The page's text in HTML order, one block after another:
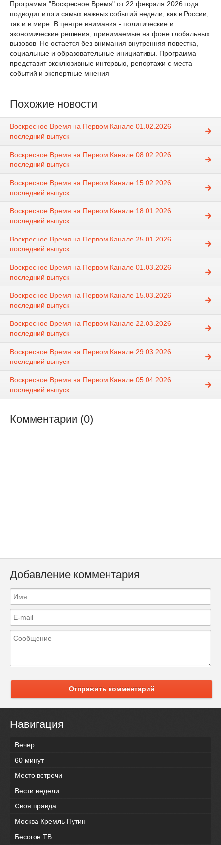
Программа "Воскресное Время" от 22 февраля 2026 года
подводит итоги самых важных событий недели, как в России,
так и в мире. В центре внимания - политические и
экономические решения, принимаемые на фоне глобальных
вызовов. Не остается без внимания внутренняя повестка,
социальные и образовательные инициативы. Программа
представит эксклюзивные интервью, репортажи с места
событий и экспертные мнения.
Похожие новости
Воскресное Время на Первом Канале 01.02.2026
последний выпуск
Воскресное Время на Первом Канале 08.02.2026
последний выпуск
Воскресное Время на Первом Канале 15.02.2026
последний выпуск
Воскресное Время на Первом Канале 18.01.2026
последний выпуск
Воскресное Время на Первом Канале 25.01.2026
последний выпуск
Воскресное Время на Первом Канале 01.03.2026
последний выпуск
Воскресное Время на Первом Канале 15.03.2026
последний выпуск
Воскресное Время на Первом Канале 22.03.2026
последний выпуск
Воскресное Время на Первом Канале 29.03.2026
последний выпуск
Воскресное Время на Первом Канале 05.04.2026
последний выпуск
Комментарии (0)
Добавление комментария
Отправить комментарий
Навигация
Вечер
60 минут
Место встречи
Вести недели
Своя правда
Москва Кремль Путин
Бесогон ТВ